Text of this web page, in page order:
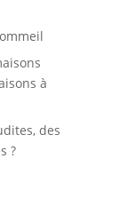
à
des
?